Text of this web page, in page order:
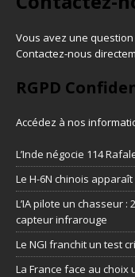
Vous avez une
Contactez-nous
RGPD
Accédez à nos
L’Inde négocie 114
Le H-6N chinois apparaît
L’IA pilote un chasseur
capteur infrarouge
Le NGI franchit un test
La France face au choix